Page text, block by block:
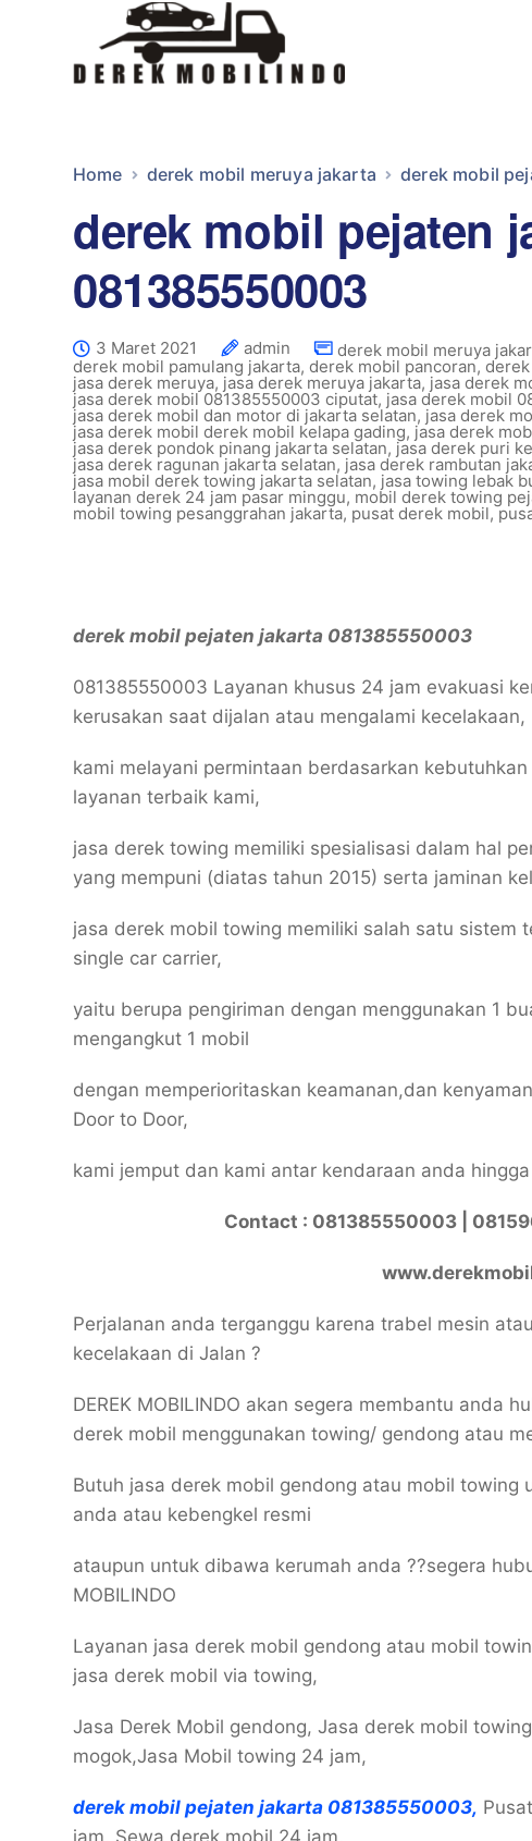
Home derek mobil meruya jakarta derek mobil
derek mobil pejaten
081385550003
3 Maret 2021 admin derek mobil meruya
derek mobil pamulang jakarta, derek mobil pancoran,
jasa derek meruya, jasa derek meruya jakarta, jasa derek
jasa derek mobil 081385550003 ciputat, jasa derek mobil
jasa derek mobil dan motor di jakarta selatan, jasa derek
jasa derek mobil derek mobil kelapa gading, jasa derek
jasa derek pondok pinang jakarta selatan, jasa derek puri
jasa derek ragunan jakarta selatan, jasa derek rambutan
jasa mobil derek towing jakarta selatan, jasa towing lebak
layanan derek 24 jam pasar minggu, mobil derek towing
mobil towing pesanggrahan jakarta, pusat derek mobil,
derek mobil pejaten jakarta 081385550003
081385550003 Layanan khusus 24 jam evakuasi
kerusakan saat dijalan atau mengalami kecelakaan,
kami melayani permintaan berdasarkan
layanan terbaik kami,
jasa derek towing memiliki spesialisasi dalam hal
yang mempuni (diatas tahun 2015) serta jaminan
jasa derek mobil towing memiliki salah satu sistem
single car carrier,
yaitu berupa pengiriman dengan menggunakan 1
mengangkut 1 mobil
dengan memperioritaskan keamanan,dan
Door to Door,
kami jemput dan kami antar kendaraan anda
Contact : 081385550003 |
Perjalanan anda terganggu karena trabel mesin
kecelakaan di Jalan ?
DEREK MOBILINDO akan segera membantu anda
derek mobil menggunakan towing/ gendong atau
Butuh jasa derek mobil gendong atau mobil towing
anda atau kebengkel resmi
ataupun untuk dibawa kerumah anda ??segera
MOBILINDO
Layanan jasa derek mobil gendong atau mobil
jasa derek mobil via towing,
Jasa Derek Mobil gendong, Jasa derek mobil
mogok,Jasa Mobil towing 24 jam,
derek mobil pejaten jakarta 081385550003,
jam, Sewa derek mobil 24 jam,